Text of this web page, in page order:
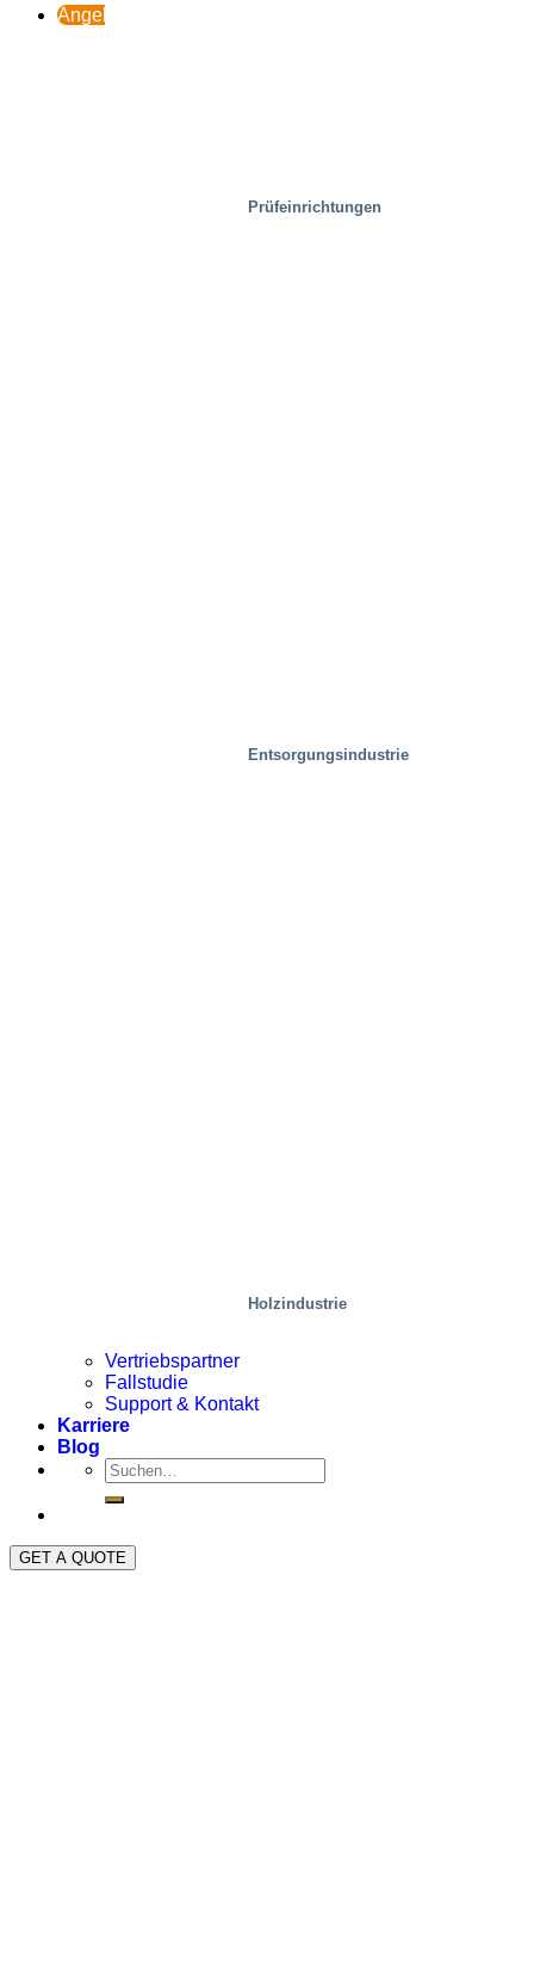
Angebot
Prüfeinrichtungen
Entsorgungsindustrie
Holzindustrie
Vertriebspartner
Fallstudie
Support & Kontakt
Karriere
Blog
GET A QUOTE